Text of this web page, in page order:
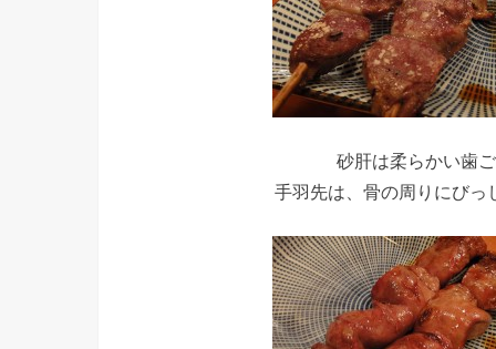
砂肝は柔らかい歯
手羽先は、骨の周りにびっ